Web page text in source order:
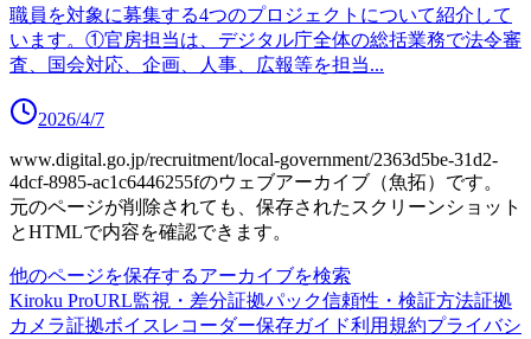
職員を対象に募集する4つのプロジェクトについて紹介して
います。①官房担当は、デジタル庁全体の総括業務で法令審
査、国会対応、企画、人事、広報等を担当...
2026/4/7
www.digital.go.jp/recruitment/local-government/2363d5be-31d2-
4dcf-8985-ac1c6446255fのウェブアーカイブ（魚拓）です。
元のページが削除されても、保存されたスクリーンショット
とHTMLで内容を確認できます。
他のページを保存するアーカイブを検索
Kiroku ProURL監視・差分証拠パック信頼性・検証方法証拠
カメラ証拠ボイスレコーダー保存ガイド利用規約プライバシ